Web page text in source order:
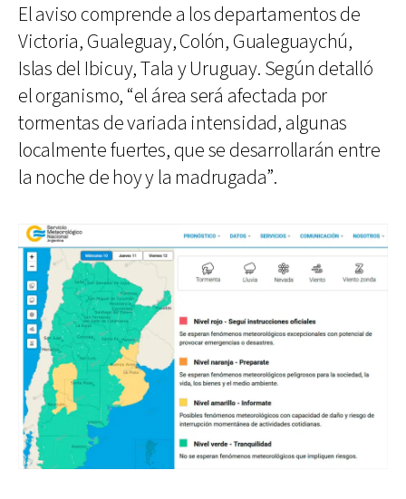
El aviso comprende a los departamentos de
Victoria, Gualeguay, Colón, Gualeguaychú,
Islas del Ibicuy, Tala y Uruguay. Según detalló
el organismo, “el área será afectada por
tormentas de variada intensidad, algunas
localmente fuertes, que se desarrollarán entre
la noche de hoy y la madrugada”.